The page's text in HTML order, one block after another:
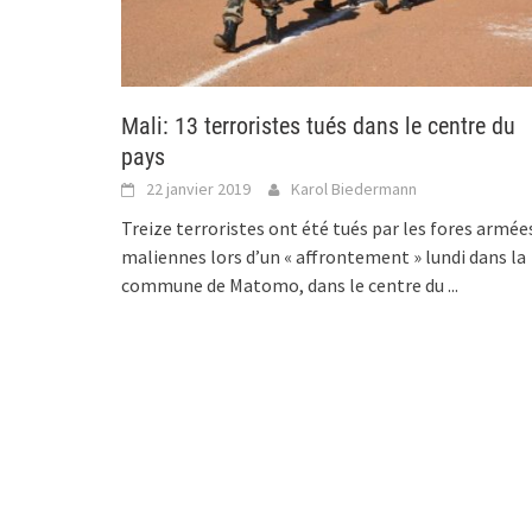
Mali: 13 terroristes tués dans le centre du
pays
22 janvier 2019 Karol Biedermann
Treize terroristes ont été tués par les fores
maliennes lors d’un « affrontement » lundi dans la
commune de Matomo, dans le centre du ...